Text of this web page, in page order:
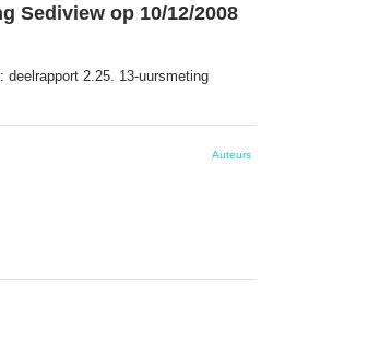
Sediview op 10/12/2008
deelrapport 2.25. 13-uursmeting
Auteurs